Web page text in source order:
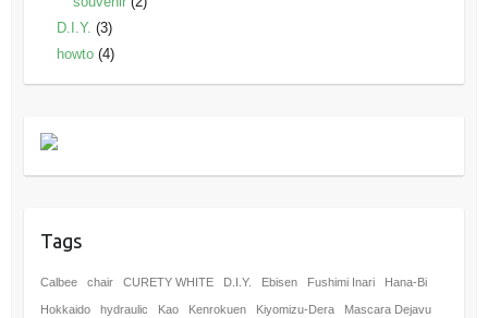
D.I.Y. (3)
howto(4)
Tags
Calbee chair CURETY WHITE D.I.Y. Ebisen Fushimi Inari Hana-Bi
Hokkaido hydraulic Kao Kenrokuen Kiyomizu-Dera Mascara Dejavu